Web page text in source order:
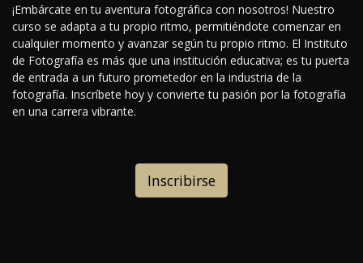
¡Embárcate en tu aventura fotográfica con nosotros! Nuestro
curso se adapta a tu propio ritmo, permitiéndote comenzar en
cualquier momento y avanzar según tu propio ritmo. El Instituto
de Fotografía es más que una institución educativa; es tu puerta
de entrada a un futuro prometedor en la industria de la
fotografía. Inscríbete hoy y convierte tu pasión por la fotografía
en una carrera vibrante.
Inscribirse